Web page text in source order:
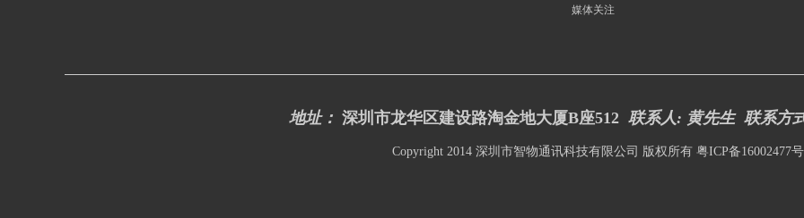
媒体关注
地址： 深圳市龙华区建设路淘金地大厦B座512联系人: 黄先生 联系方
Copyright 2014 深圳市智物通讯科技有限公司 版权所有 粤ICP备16002477